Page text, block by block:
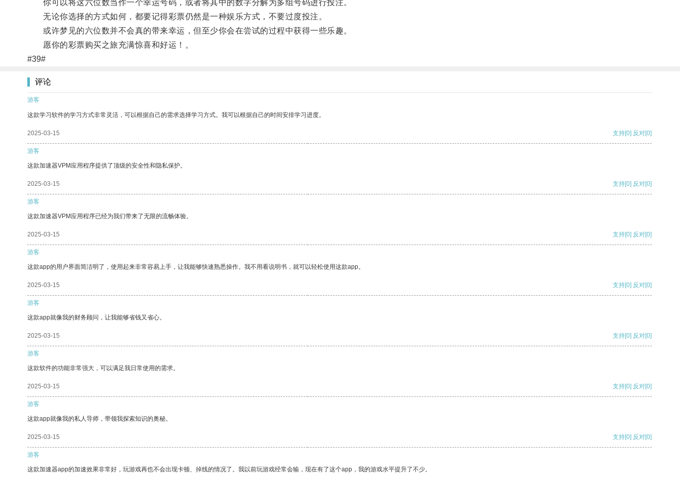
你可以将这六位数当作一个幸运号码，或者将其中的数字分解为多组号码进行投注。
无论你选择的方式如何，都要记得彩票仍然是一种娱乐方式，不要过度投注。
或许梦见的六位数并不会真的带来幸运，但至少你会在尝试的过程中获得一些乐趣。
愿你的彩票购买之旅充满惊喜和好运！。
#39#
评论
游客
这款学习软件的学习方式非常灵活，可以根据自己的需求选择学习方式。我可以根据自己的时间安排学习进度。
2025-03-15 支持[0] 反对[0]
游客
这款加速器VPM应用程序提供了顶级的安全性和隐私保护。
2025-03-15 支持[0] 反对[0]
游客
这款加速器VPM应用程序已经为我们带来了无限的流畅体验。
2025-03-15 支持[0] 反对[0]
游客
这款app的用户界面简洁明了，使用起来非常容易上手，让我能够快速熟悉操作。我不用看说明书，就可以轻松使用这款app。
2025-03-15 支持[0] 反对[0]
游客
这款app就像我的财务顾问，让我能够省钱又省心。
2025-03-15 支持[0] 反对[0]
游客
这款软件的功能非常强大，可以满足我日常使用的需求。
2025-03-15 支持[0] 反对[0]
游客
这款app就像我的私人导师，带领我探索知识的奥秘。
2025-03-15 支持[0] 反对[0]
游客
这款加速器app的加速效果非常好，玩游戏再也不会出现卡顿、掉线的情况了。我以前玩游戏经常会输，现在有了这个app，我的游戏水平提升了不少。